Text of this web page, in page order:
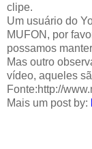
clipe.
Um usuário do
MUFON, por
possamos
Mas outro
vídeo, aqueles
Fonte:http://
Mais um post by: